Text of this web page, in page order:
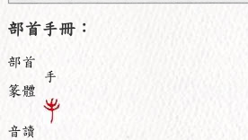
部首手冊：
部首
手
篆體
音讀